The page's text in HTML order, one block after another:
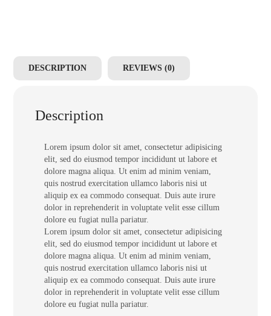
DESCRIPTION REVIEWS (0)
Description
Lorem ipsum dolor sit amet, consectetur adipisicing
elit, sed do eiusmod tempor incididunt ut labore et
dolore magna aliqua. Ut enim ad minim veniam,
quis nostrud exercitation ullamco laboris nisi ut
aliquip ex ea commodo consequat. Duis aute irure
dolor in reprehenderit in voluptate velit esse cillum
dolore eu fugiat nulla pariatur.
Lorem ipsum dolor sit amet, consectetur adipisicing
elit, sed do eiusmod tempor incididunt ut labore et
dolore magna aliqua. Ut enim ad minim veniam,
quis nostrud exercitation ullamco laboris nisi ut
aliquip ex ea commodo consequat. Duis aute irure
dolor in reprehenderit in voluptate velit esse cillum
dolore eu fugiat nulla pariatur.